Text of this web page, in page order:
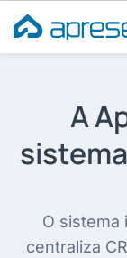
para
o
A
O sistema
centraliza